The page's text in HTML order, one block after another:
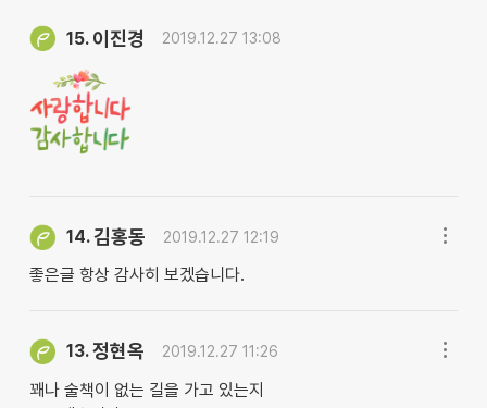
15. 이진경 2019.12.27 13:08
14.김홍동 2019.12.27 12:19
좋은글 항상 감사히 보겠습니다.
13.정현옥 2019.12.27 11:26
꽤나 술책이 없는 길을 가고 있는지